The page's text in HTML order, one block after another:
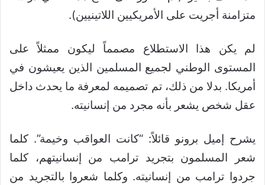
متزامنة أجريت على الأمريكيين اللاتينيين).
لم يكن هذا الاستطلاع مصمماً ليكون ممثلاً على
المستوى الوطني لجميع المسلمين الذين يعيشون في
أمريكا. بدلا من ذلك، تم تصميمه لمعرفة ما يحدث داخل
عقل شخص يشعر بأنه مجرد من إنسانيته.
يشرح إميل برونو قائلاً: “كانت العواقب وخيمة”. كلما
شعر المسلمون بتجريد ترامب من إنسانيتهم، كلما
جردوا ترامب من إنسانيته. وكلما شعروا بالتجريد من